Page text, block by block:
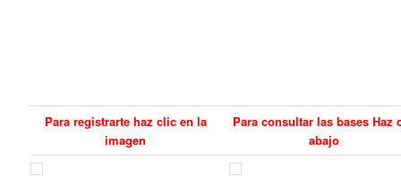
Para registrarte haz clic en la
imagen
Para consultar las bases Haz
abajo